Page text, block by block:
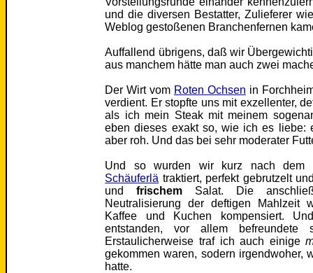
und die diversen Bestatter, Zulieferer
Weblog gestoßenen Branchenfernen
Auffallend übrigens, daß wir
aus manchem hätte man auch zwei
Der Wirt vom Roten Ochsen in
verdient. Er stopfte uns mit exzellenter,
als ich mein Steak mit meinem
eben dieses exakt so, wie ich es liebe:
aber roh. Und das bei sehr moderater
Und so wurden wir kurz nach dem
Schäuferlä traktiert, perfekt gebrutzelt
undfrischem Salat. Die
Neutralisierung der deftigen Mahlzeit
Kaffee und Kuchen kompensiert.
entstanden, vor allem
Erstaulicherweise traf ich auch einige
gekommen waren, sodern irgendwoher,
hatte.